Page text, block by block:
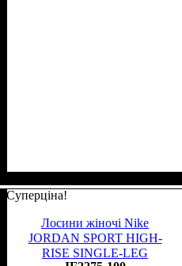
Суперціна!
Лосини жіночі Nike
JORDAN SPORT HIGH-
RISE SINGLE-LEG